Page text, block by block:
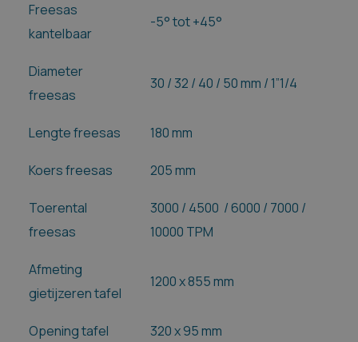
Freesas
kantelbaar
-5° tot +45°
Diameter
freesas
30 / 32 / 40 / 50 mm / 1”1/4
Lengte freesas 180 mm
Koers freesas 205 mm
Toerental
freesas
3000 / 4500 / 6000 / 7000 /
10000 TPM
Afmeting
gietijzeren tafel
1200 x 855 mm
Opening tafel 320 x 95 mm